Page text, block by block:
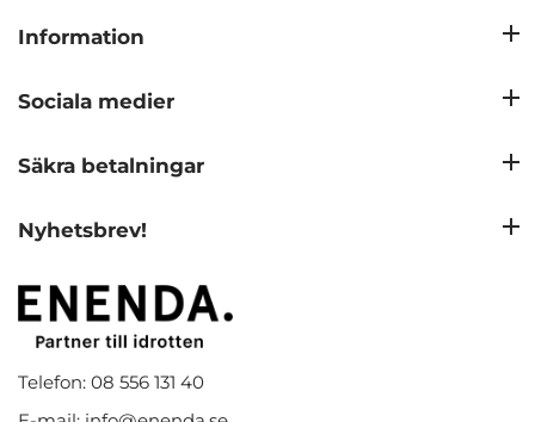
Telefon: 08 556 131 40
Information
Sociala medier
Säkra betalningar
Nyhetsbrev!